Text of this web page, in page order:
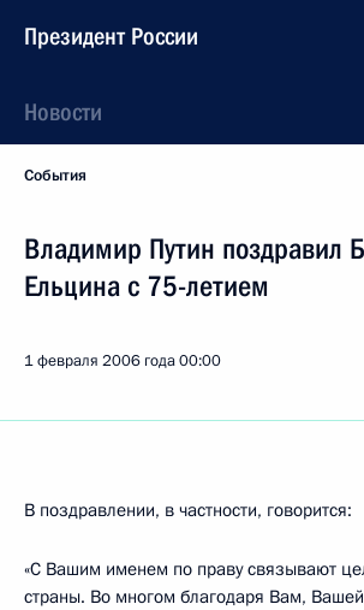
Президент России
Новости
События
Владимир Путин поздравил
Ельцина с 75-летием
1 февраля 2006 года00:00
В поздравлении, в частности, говорится:
«С Вашим именем по праву связывают
страны. Во многом благодаря Вам,